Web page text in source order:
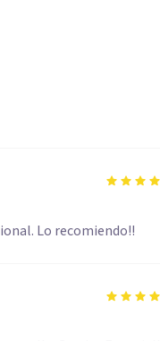
Lo recomiendo!!